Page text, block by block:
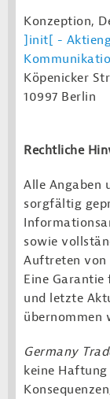
Konzeption,
]init[ -
Köpenicker
10997 Berlin
Rechtliche
Alle Angaben
sorgfältig
sowie
Auftreten von
Eine
und letzte
übernommen
Germany
keine